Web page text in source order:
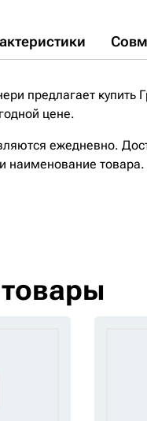
предлагает купить
цене.
ежедневно.
наименование товара.